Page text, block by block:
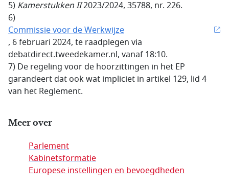
5) Kamerstukken II2023/2024, 35788, nr. 226.
6)
Commissie voor de Werkwijze
, 6 februari 2024, te raadplegen via
debatdirect.tweedekamer.nl, vanaf 18:10.
7) De regeling voor de hoorzittingen in het EP
garandeert dat ook wat impliciet in artikel 129, lid 4
van het Reglement.
Meer over
Parlement
Kabinetsformatie
Europese instellingen en bevoegdheden